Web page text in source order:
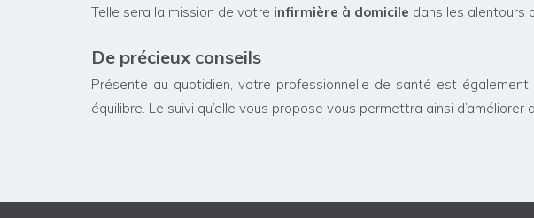
Telle sera la mission de votre infirmière à domicile dans les alentours
De précieux conseils
Présente au quotidien, votre professionnelle de santé est
équilibre. Le suivi qu’elle vous propose vous permettra ainsi